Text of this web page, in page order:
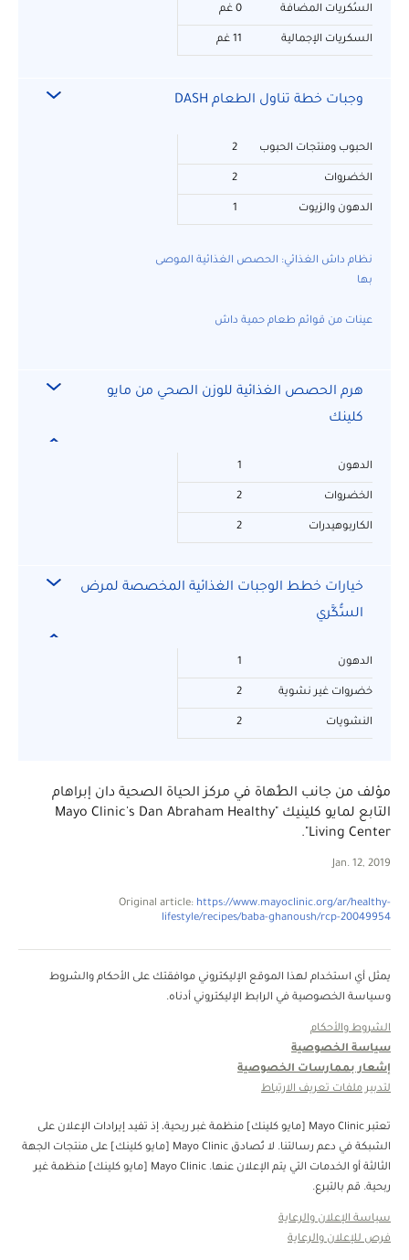
السُكريات المضافة 0 غم
السكريات الإجمالية 11 غم
وجبات خطة تناول الطعام DASH
الحبوب ومنتجات الحبوب 2
الخضروات 2
الدهون والزيوت 1
نظام داش الغذائي: الحصص الغذائية الموصى
بها
عينات من قوائم طعام حمية داش
هرم الحصص الغذائية للوزن الصحي من مايو
كلينك
الدهون 1
الخضروات 2
الكاربوهيدرات 2
خيارات خطط الوجبات الغذائية المخصصة لمرض
السُّكَّري
الدهون 1
خضروات غير نشوية 2
النشويات 2
مؤلف من جانب الطُهاة في مركز الحياة الصحية دان إبراهام
التابع لمايو كلينيك "Mayo Clinic's Dan Abraham Healthy
Living Center".
Jan. 12, 2019
Original article: https://www.mayoclinic.org/ar/healthy-
lifestyle/recipes/baba-ghanoush/rcp-20049954
يمثل أي استخدام لهذا الموقع الإليكتروني موافقتك على الأحكام والشروط
وسياسة الخصوصية في الرابط الإليكتروني أدناه.
الشروط والأحكام
سياسة الخصوصية
إشعار بممارسات الخصوصية
لتدبير ملفات تعريف الارتباط
تعتبر Mayo Clinic [مايو كلينك] منظمة غبر ربحية، إذ تفيد إيرادات الإعلان على
الشبكة في دعم رسالتنا. لا تُصادق Mayo Clinic [مايو كلينك] على منتجات الجهة
الثالثة أو الخدمات التي يتم الإعلان عنها. Mayo Clinic [مايو كلينك] منظمة غير
ربحية. قم بالتبرع.
سياسة الإعلان والرعاية
فرص للإعلان والرعاية